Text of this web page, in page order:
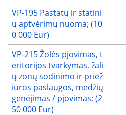
VP-195 Pastatų ir statini
ų aptvėrimų nuoma; (10
0 000 Eur)
VP-215 Žolės pjovimas, t
eritorijos tvarkymas, žali
ų zonų sodinimo ir priež
iūros paslaugos, medžių
genėjimas / pjovimas; (2
50 000 Eur)